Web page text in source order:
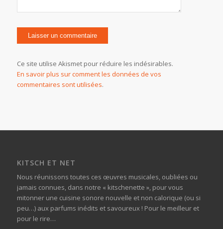
Ce site utilise Akismet pour réduire les indésirables.
En savoir plus sur comment les données de vos
commentaires sont utilisées.
KITSCH ET NET
Nous réunissons toutes ces œuvres musicales, oubliées ou
jamais connues, dans notre « kitschenette », pour vous
mitonner une cuisine sonore nouvelle et non calorique (ou si
peu…) aux parfums inédits et savoureux ! Pour le meilleur et
pour le rire…